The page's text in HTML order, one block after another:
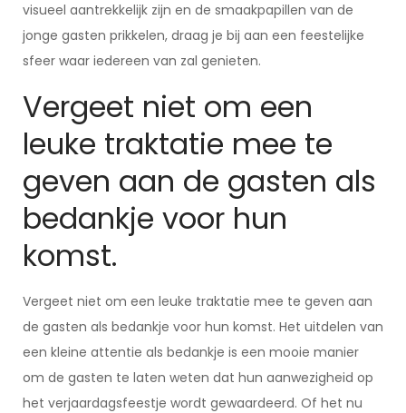
visueel aantrekkelijk zijn en de smaakpapillen van de
jonge gasten prikkelen, draag je bij aan een feestelijke
sfeer waar iedereen van zal genieten.
Vergeet niet om een
leuke traktatie mee te
geven aan de gasten als
bedankje voor hun
komst.
Vergeet niet om een leuke traktatie mee te geven aan
de gasten als bedankje voor hun komst. Het uitdelen van
een kleine attentie als bedankje is een mooie manier
om de gasten te laten weten dat hun aanwezigheid op
het verjaardagsfeestje wordt gewaardeerd. Of het nu